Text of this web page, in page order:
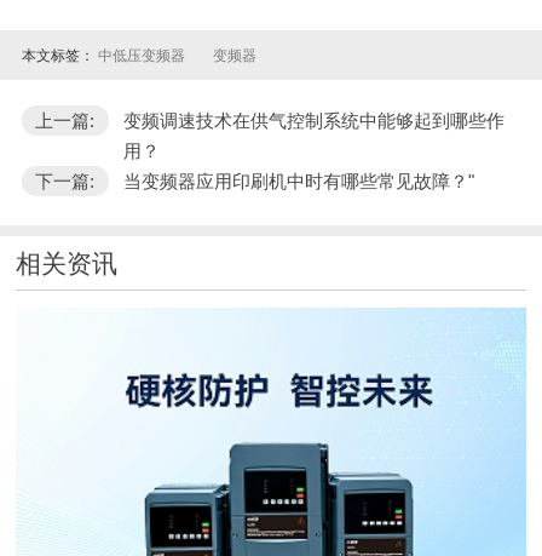
本文标签： 中低压变频器 变频器
上一篇:
变频调速技术在供气控制系统中能够起到哪些作
用？
下一篇:
当变频器应用印刷机中时有哪些常见故障？"
相关资讯